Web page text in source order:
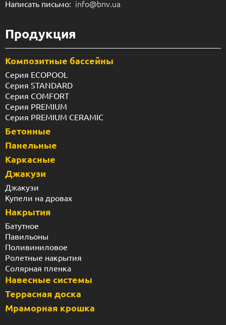
Написать письмо: info@bnv.ua
Продукция
Композитные бассейны
Серия ECOPOOL
Серия STANDARD
Серия COMFORT
Серия PREMIUM
Серия PREMIUM CERAMIC
Бетонные
Панельные
Каркасные
Джакузи
Джакузи
Купели на дровах
Накрытия
Батутное
Павильоны
Поливиниловое
Ролетные накрытия
Солярная пленка
Навесные системы
Террасная доска
Мраморная крошка